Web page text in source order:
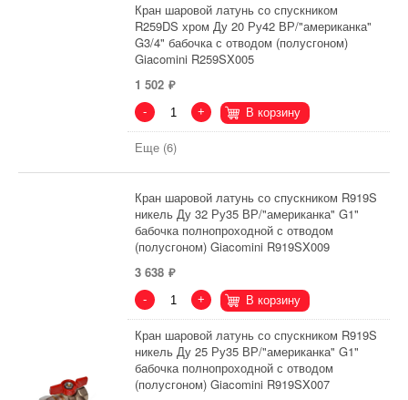
Кран шаровой латунь со спускником
R259DS хром Ду 20 Ру42 ВР/"американка"
G3/4" бабочка с отводом (полусгоном)
Giacomini R259SX005
1 502
- + В корзину
Еще (6)
Кран шаровой латунь со спускником R919S
никель Ду 32 Ру35 ВР/"американка" G1"
бабочка полнопроходной с отводом
(полусгоном) Giacomini R919SX009
3 638
- + В корзину
Кран шаровой латунь со спускником R919S
никель Ду 25 Ру35 ВР/"американка" G1"
бабочка полнопроходной с отводом
(полусгоном) Giacomini R919SX007